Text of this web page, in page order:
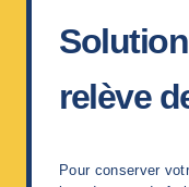
relève
Pour conserver